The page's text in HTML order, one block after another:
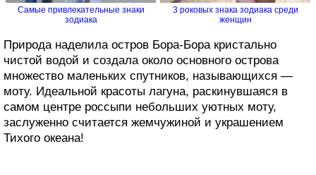
Самые привлекательные знаки
зодиака
3 роковых знака зодиака среди
женщин
Природа наделила остров Бора-Бора кристально
чистой водой и создала около основного острова
множество маленьких спутников, называющихся —
моту. Идеальной красоты лагуна, раскинувшаяся в
самом центре россыпи небольших уютных моту,
заслуженно считается жемчужиной и украшением
Тихого океана!